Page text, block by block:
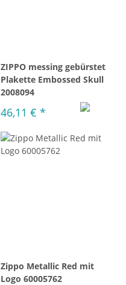
ZIPPO messing gebürstet
Plakette Embossed Skull
2008094
46,11 € *
Zippo Metallic Red mit
Logo 60005762